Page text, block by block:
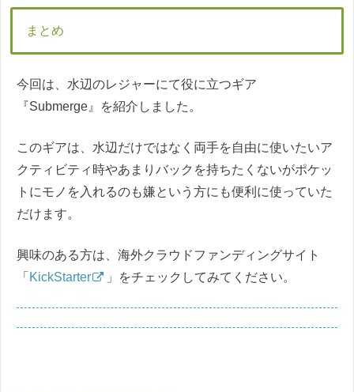
まとめ
今回は、水辺のレジャーにて役に立つギア
『Submerge』を紹介しました。
このギアは、水辺だけではなく両手を自由に使いたいア
クティビティ時やあまりバックを持ちたくないがポケッ
トにモノを入れるのも嫌という方にも便利に使っていた
だけます。
興味のある方は、海外クラウドファンディングサイト
「 KickStarter 」をチェックしてみてください。